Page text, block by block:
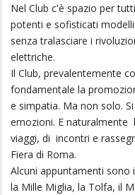
Nel Club c'è spazio per
potenti e sofisticati
senza tralasciare i
elettriche.
Il Club, prevalentemente
fondamentale la
e simpatia. Ma non solo.
emozioni. E naturalmente
viaggi, di incontri e
Fiera di Roma.
Alcuni appuntamenti sono
la Mille Miglia, la Tolfa, il